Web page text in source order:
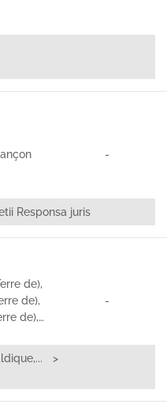
-
Responsa juris
de),
de),
de),…
-